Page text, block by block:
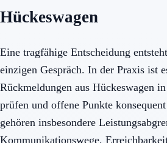
Hückeswagen
Eine tragfähige Entscheidung
einzigen Gespräch. In der Praxis ist
Rückmeldungen aus Hückeswagen
prüfen und offene Punkte
gehören insbesondere
Kommunikationswege,